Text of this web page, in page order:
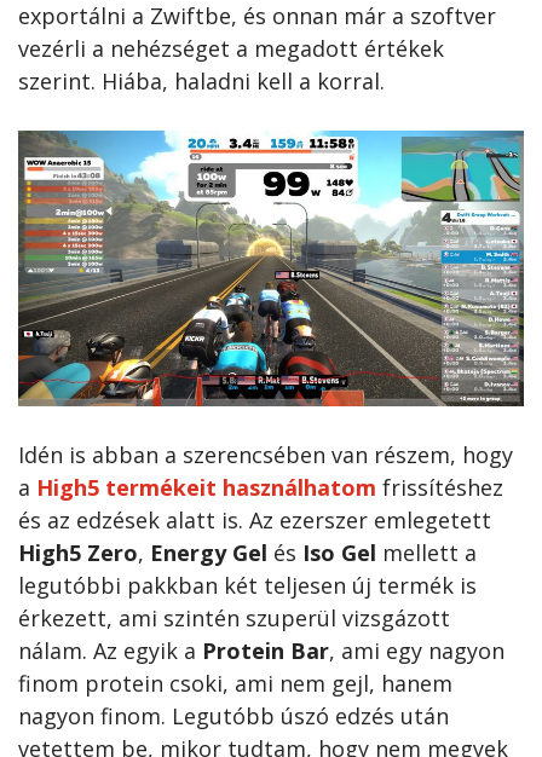
exportálni a Zwiftbe, és onnan már a szoftver
vezérli a nehézséget a megadott értékek
szerint. Hiába, haladni kell a korral.
Idén is abban a szerencsében van részem, hogy
a High5 termékeit használhatom frissítéshez
és az edzések alatt is. Az ezerszer emlegetett
High5 Zero, Energy Gel és Iso Gel mellett a
legutóbbi pakkban két teljesen új termék is
érkezett, ami szintén szuperül vizsgázott
nálam. Az egyik a Protein Bar, ami egy nagyon
finom protein csoki, ami nem gejl, hanem
nagyon finom. Legutóbb úszó edzés után
vetettem be, mikor tudtam, hogy nem megyek